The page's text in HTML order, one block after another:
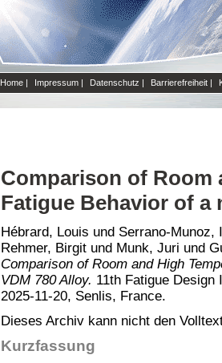
Home | Impressum | Datenschutz | Barrierefreiheit |
Comparison of Room
Fatigue Behavior of a
Hébrard, Louis und Serrano-Munoz,
Rehmer, Birgit und Munk, Juri und
Comparison of Room and High
VDM 780 Alloy. 11th Fatigue Design
2025-11-20, Senlis, France.
Dieses Archiv kann nicht den
Kurzfassung